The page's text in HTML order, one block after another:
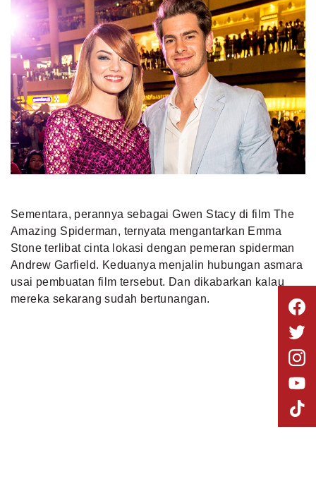
Sementara, perannya sebagai Gwen Stacy di film The
Amazing Spiderman, ternyata mengantarkan Emma
Stone terlibat cinta lokasi dengan pemeran spiderman
Andrew Garfield. Keduanya menjalin hubungan asmara
usai pembuatan film tersebut. Dan dikabarkan kalau
mereka sekarang sudah bertunangan.